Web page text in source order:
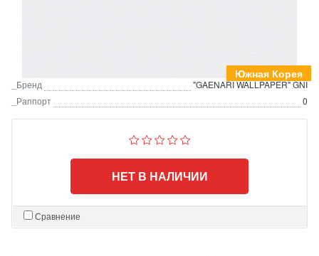
Южная Корея
_Бренд
"GAENARI WALLPAPER" GNI
_Раппорт
0
НЕТ В НАЛИЧИИ
Сравнение